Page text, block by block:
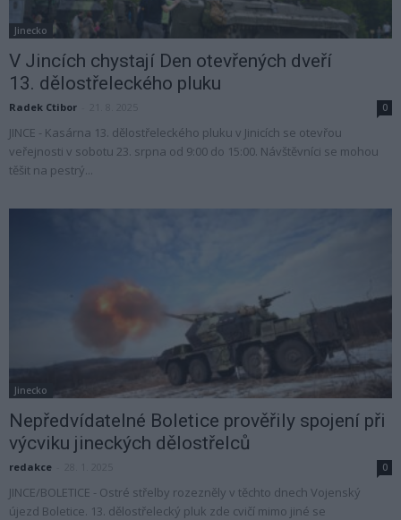
Jinecko
V Jincích chystají Den otevřených dveří
13. dělostřeleckého pluku
Radek Ctibor 0
JINCE - Kasárna 13. dělostřeleckého pluku v Jinicích se otevřou
veřejnosti v sobotu 23. srpna od 9:00 do 15:00. Návštěvníci se mohou
těšit na pestrý...
Jinecko
Nepředvídatelné Boletice prověřily spojení při
výcviku jineckých dělostřelců
redakce 0
JINCE/BOLETICE - Ostré střelby rozezněly v těchto dnech Vojenský
újezd Boletice. 13. dělostřelecký pluk zde cvičí mimo jiné se